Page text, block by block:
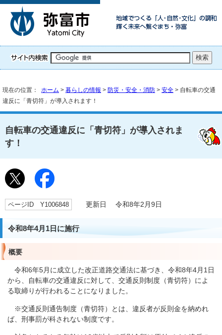
現在の位置： ホーム > 暮らしの情報 > 防災・安全・消防 > 安全 > 自転車の交通
違反に「青切符」が導入されます！
自転車の交通違反に「青切符」が導入されま
す！
ページID Y1006848 更新日 令和8年2月9日
令和8年4月1日に施行
概要
令和6年5月に成立した改正道路交通法に基づき、令和8年4月1日
から、自転車の交通違反に対して、交通反則制度（青切符）によ
る取締りが行われることになりました。
※交通反則通告制度（青切符）とは、違反者が反則金を納めれ
ば、刑事罰が科されない制度です。